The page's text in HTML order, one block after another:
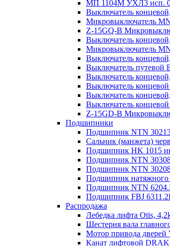
МП 1104М УХЛ3 исп.
Выключатель
Микровыключатель
Z-15GQ-B
Выключатель
Микровыключатель
Выключатель
Выключатель путевой
Выключатель
Выключатель
Выключатель
Выключатель
Z-15GD-B
Подшипники
Подшипник NTN 30213
Сальник (манжета)
Подшипник HK 1015
Подшипник NTN 30308
Подшипник NTN 30208
Подшипник натяжного
Подшипник NTN
Подшипник FBJ
Распродажа
Лебедка лифта Otis,
Шестерня вала
Мотор привода дверей
Канат лифтовой